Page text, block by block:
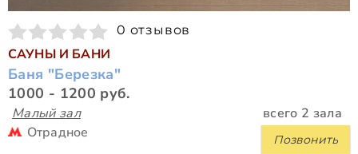
0 отзывов
САУНЫ И БАНИ
Баня "Березка"
1000 - 1200 руб.
Малый зал всего 2 зала
Позвонить
Отрадное